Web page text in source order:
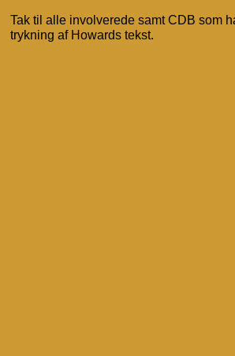
Tak til alle involverede samt CDB som
trykning af Howards tekst.